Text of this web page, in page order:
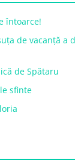
întoarce!
de vacanță a
de Spătaru
sfinte